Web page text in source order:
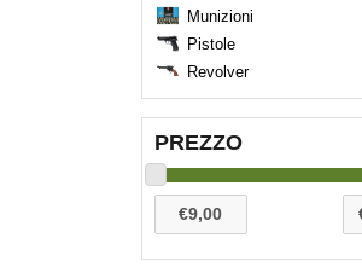
Munizioni
Pistole
Revolver
PREZZO